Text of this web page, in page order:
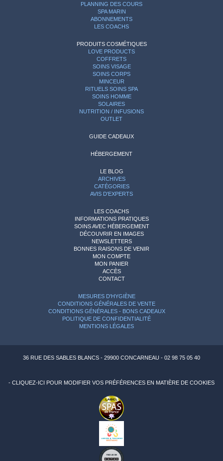
PLANNING DES COURS
SPA MARIN
ABONNEMENTS
LES COACHS
PRODUITS COSMÉTIQUES
LOVE PRODUCTS
COFFRETS
SOINS VISAGE
SOINS CORPS
MINCEUR
RITUELS SOINS SPA
SOINS HOMME
SOLAIRES
NUTRITION / INFUSIONS
OUTLET
GUIDE CADEAUX
HÉBERGEMENT
LE BLOG
ARCHIVES
CATÉGORIES
AVIS D'EXPERTS
LES COACHS
INFORMATIONS PRATIQUES
SOINS AVEC HÉBERGEMENT
DÉCOUVRIR EN IMAGES
NEWSLETTERS
BONNES RAISONS DE VENIR
MON COMPTE
MON PANIER
ACCÈS
CONTACT
MESURES D'HYGIÈNE
CONDITIONS GÉNÉRALES DE VENTE
CONDITIONS GÉNÉRALES - BONS CADEAUX
POLITIQUE DE CONFIDENTIALITÉ
MENTIONS LÉGALES
36 RUE DES SABLES BLANCS - 29900 CONCARNEAU - 02 98 75 05 40
- CLIQUEZ-ICI POUR MODIFIER VOS PRÉFÉRENCES EN MATIÈRE DE COOKIES